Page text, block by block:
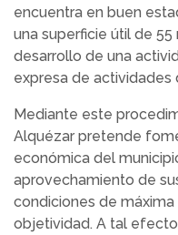
encuentra en buen
una superficie útil de
desarrollo de una
expresa de actividades
Mediante este
Alquézar pretende
económica del
aprovechamiento de
condiciones de
objetividad. A tal